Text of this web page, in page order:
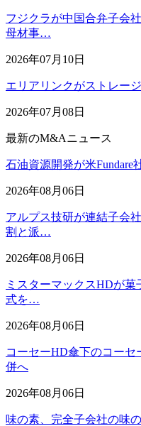
フジクラが中国合弁子会
母材事…
2026年07月10日
エリアリンクがストレー
2026年07月08日
最新のM&Aニュース
石油資源開発が米Fundare
2026年08月06日
アルプス技研が連結子会
割と派…
2026年08月06日
ミスターマックスHDが
式を…
2026年08月06日
コーセーHD傘下のコー
併へ
2026年08月06日
味の素、完全子会社の味